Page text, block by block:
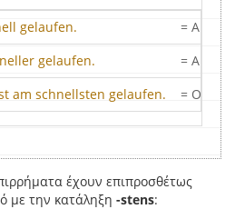
gelaufen.
= Αυτός
gelaufen.
= Αυτή
am schnellsten gelaufen.
= Ο
έχουν επιπροσθέτως
με την κατάληξη -stens: